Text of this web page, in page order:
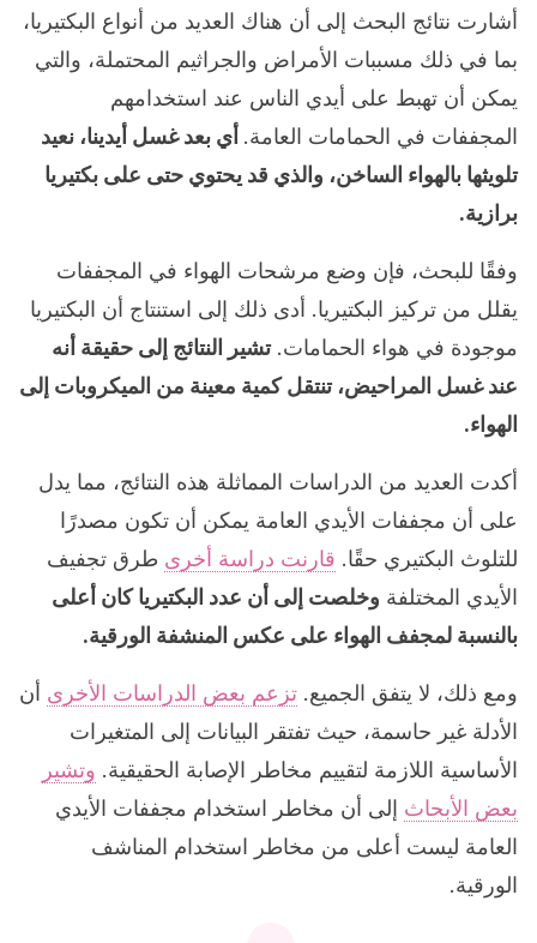
أشارت نتائج البحث إلى أن هناك العديد من أنواع البكتيريا،
بما في ذلك مسببات الأمراض والجراثيم المحتملة، والتي
يمكن أن تهبط على أيدي الناس عند استخدامهم
المجففات في الحمامات العامة. أي بعد غسل أيدينا، نعيد
تلويثها بالهواء الساخن، والذي قد يحتوي حتى على بكتيريا
برازية.
وفقًا للبحث، فإن وضع مرشحات الهواء في المجففات
يقلل من تركيز البكتيريا. أدى ذلك إلى استنتاج أن البكتيريا
موجودة في هواء الحمامات.تشير النتائج إلى حقيقة أنه
عند غسل المراحيض، تنتقل كمية معينة من الميكروبات إلى
الهواء.
أكدت العديد من الدراسات المماثلة هذه النتائج، مما يدل
على أن مجففات الأيدي العامة يمكن أن تكون مصدرًا
للتلوث البكتيري حقًا. قارنت دراسة أخرى طرق تجفيف
الأيدي المختلفة وخلصت إلى أن عدد البكتيريا كان أعلى
بالنسبة لمجفف الهواء على عكس المنشفة الورقية.
ومع ذلك، لا يتفق الجميع. تزعم بعض الدراسات الأخرى أن
الأدلة غير حاسمة، حيث تفتقر البيانات إلى المتغيرات
الأساسية اللازمة لتقييم مخاطر الإصابة الحقيقية. وتشير
بعض الأبحاث إلى أن مخاطر استخدام مجففات الأيدي
العامة ليست أعلى من مخاطر استخدام المناشف
الورقية.